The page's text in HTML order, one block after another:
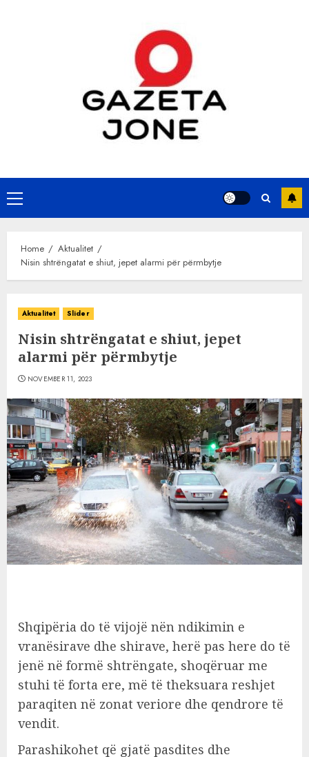
Primary
Menu
Home
Aktualitet
Nisin shtrëngatat e shiut, jepet alarmi për përmbytje
Aktualitet Slider
Nisin shtrëngatat e shiut, jepet
alarmi për përmbytje
NOVEMBER 11, 2023
Shqipëria do të vijojë nën ndikimin e
vranësirave dhe shirave, herë pas here do të
jenë në formë shtrëngate, shoqëruar me
stuhi të forta ere, më të theksuara reshjet
paraqiten në zonat veriore dhe qendrore të
vendit.
Parashikohet që gjatë pasdites dhe